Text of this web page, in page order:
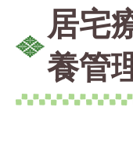
居宅
養管